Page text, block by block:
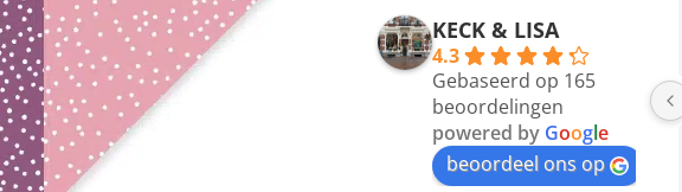
KECK & LISA
4.3
Gebaseerd op 165
beoordelingen
powered by Google
beoordeel ons op
rosawillemijn
4 maanden geleden
Ik was een dagje in Utrecht
en ik kwam deze leuke
12 maanden geleden
Waarom in hemelsnaam
de woonwinkel op de
klippen  laten lopen? Waar
moeten nu de design